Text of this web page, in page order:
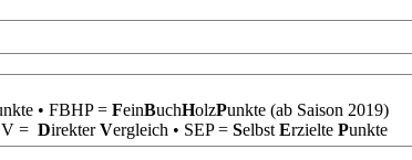
• FBHP = FeinBuchHolzPunkte (ab Saison 2019)
= DirekterVergleich • SEP = Selbst Erzielte Punkte